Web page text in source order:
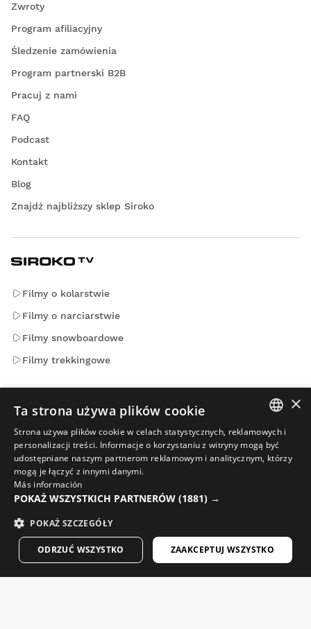
Zwroty
Program afiliacyjny
Śledzenie zamówienia
Program partnerski B2B
Pracuj z nami
FAQ
Podcast
Kontakt
Blog
Znajdź najbliższy sklep Siroko
Filmy o kolarstwie
Filmy o narciarstwie
Filmy snowboardowe
Filmy trekkingowe
Maile warte Twojej uwagi. Zarejestruj się, aby otrzymywać
wiadomości i aktualizacje od Siroko.
Podaj swój adres e-mail
Kobieta Mężczyzna
POLSKI
SPANISH
ENGLISH
GERMAN
×
Ta strona używa plików cookie
Strona używa plików cookie w celach statystycznych, reklamowych i
personalizacji treści. Informacje o korzystaniu z witryny mogą być
udostępniane naszym partnerom reklamowym i analitycznym, którzy
mogą je łączyć z innymi danymi.
Más información
POKAŻ WSZYSTKICH PARTNERÓW (1881) →
POKAŻ SZCZEGÓŁY
ZAAKCEPTUJ WSZYSTKO
ODRZUĆ WSZYSTKO